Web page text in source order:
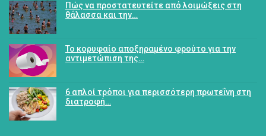
Πώς να προστατευτείτε από λοιμώξεις στη
θάλασσα και την…
Το κορυφαίο αποξηραμένο φρούτο για την
αντιμετώπιση της…
6 απλοί τρόποι για περισσότερη πρωτεΐνη στη
διατροφή…